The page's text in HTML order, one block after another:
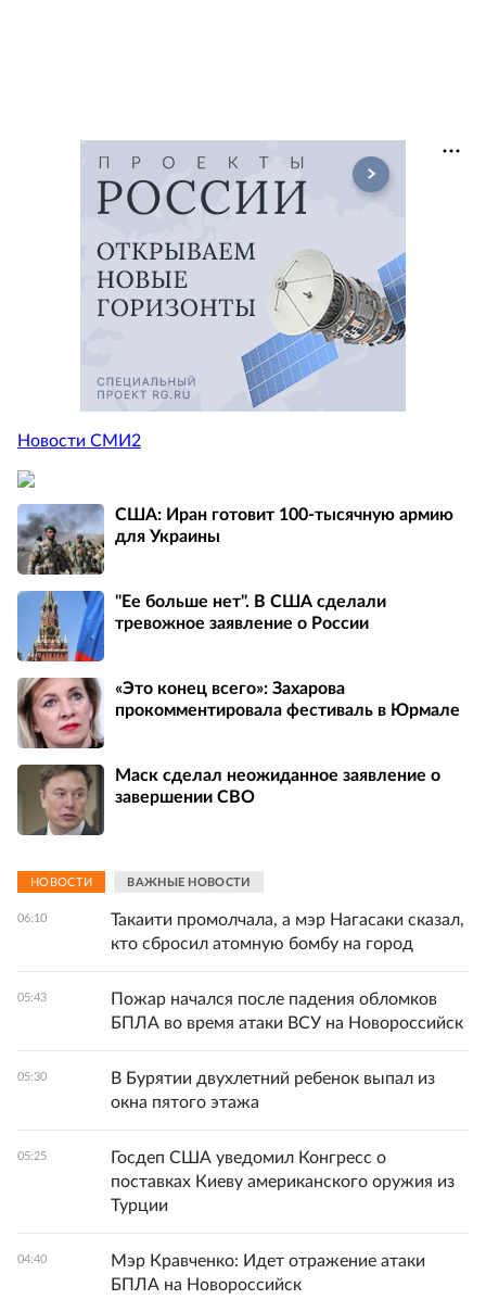
Новости СМИ2
США: Иран готовит 100-тысячную армию
для Украины
"Ее больше нет". В США сделали
тревожное заявление о России
«Это конец всего»: Захарова
прокомментировала фестиваль в Юрмале
Маск сделал неожиданное заявление о
завершении СВО
НОВОСТИ ВАЖНЫЕ НОВОСТИ
06:10
Такаити промолчала, а мэр Нагасаки сказал,
кто сбросил атомную бомбу на город
05:43
Пожар начался после падения обломков
БПЛА во время атаки ВСУ на Новороссийск
05:30
В Бурятии двухлетний ребенок выпал из
окна пятого этажа
05:25
Госдеп США уведомил Конгресс о
поставках Киеву американского оружия из
Турции
04:40
Мэр Кравченко: Идет отражение атаки
БПЛА на Новороссийск